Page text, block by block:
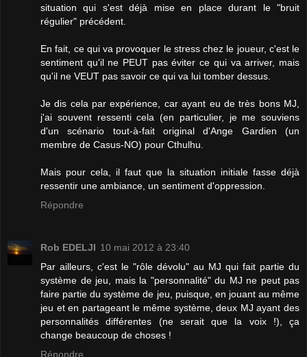
situation qui s'est déjà mise en place durant le "bruit
régulier" précédent.
En fait, ce qui va provoquer le stress chez le joueur, c'est le
sentiment qu'il ne PEUT pas éviter ce qui va arriver, mais
qu'il ne VEUT pas savoir ce qui va lui tomber dessus.
Je dis cela par expérience, car ayant eu de très bons MJ,
j'ai souvent ressenti cela (en particulier, je me souviens
d'un scénario tout-à-fait original d'Ange Gardien (un
membre de Casus-NO) pour Cthulhu.
Mais pour cela, il faut que la situation initiale fasse déjà
ressentir une ambiance, un sentiment d'oppression.
Répondre
Rob EDELJI 10 mai 2012 à 23:40
Par ailleurs, c'est le "rôle dévolu" au MJ qui fait partie du
système de jeu, mais la "personnalité" du MJ ne peut pas
faire partie du système de jeu, puisque, en jouant au même
jeu et en partageant le même système, deux MJ ayant des
personnalités différentes (ne serait que la voix !), ça
change beaucoup de choses !
Répondre